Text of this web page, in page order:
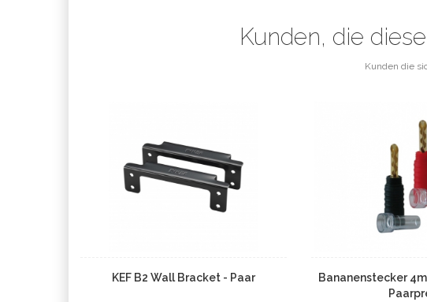
Kunden, die
Kunden die
KEF B2 Wall Bracket - Paar
Bananenstecker